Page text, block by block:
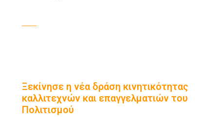
Ξεκίνησε η νέα δράση κινητικότητας
καλλιτεχνών και επαγγελματιών του
Πολιτισμού